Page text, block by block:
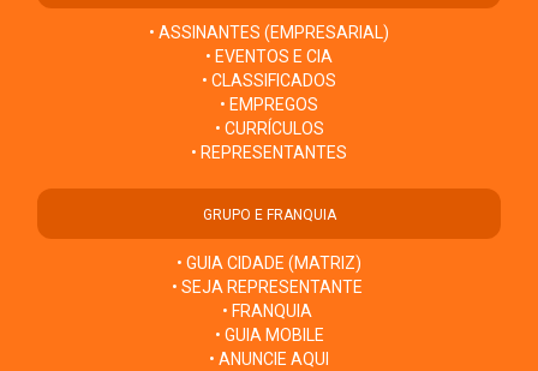
• ASSINANTES (EMPRESARIAL)
• EVENTOS E CIA
• CLASSIFICADOS
• EMPREGOS
• CURRÍCULOS
• REPRESENTANTES
GRUPO E FRANQUIA
• GUIA CIDADE (MATRIZ)
• SEJA REPRESENTANTE
• FRANQUIA
• GUIA MOBILE
• ANUNCIE AQUI